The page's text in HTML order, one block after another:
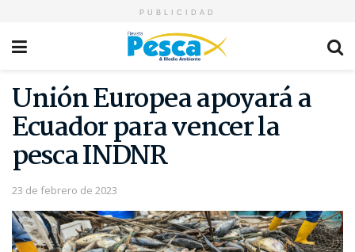
PUBLICIDAD
Unión Europea apoyará a
Ecuador para vencer la
pesca INDNR
23 de febrero de 2023